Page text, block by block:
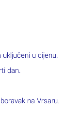
u cijenu.
dan.
na Vrsaru.